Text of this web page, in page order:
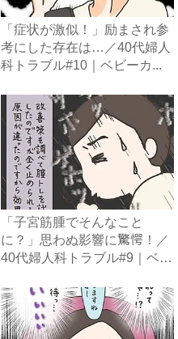
「症状が激似！」励まされ参
考にした存在は…／40代婦人
科トラブル#10｜ベビーカ...
「子宮筋腫でそんなこと
に？」思わぬ影響に驚愕！／
40代婦人科トラブル#9｜ベビ